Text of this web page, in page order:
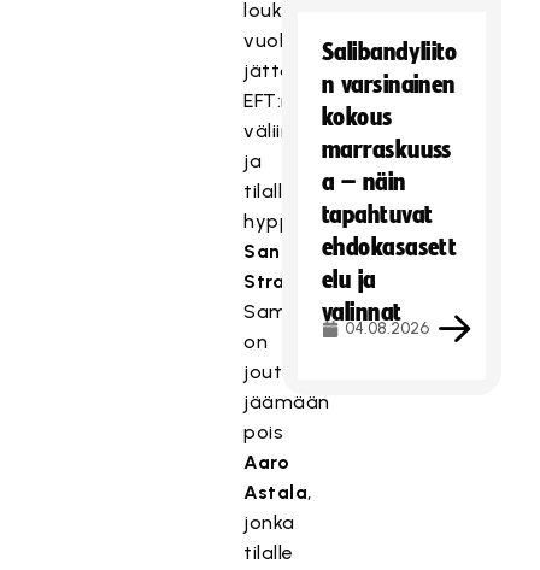
loukkaantumisen
vuoksi
jättämään
EFT:n
väliin,
ja
tilalle
hyppää
Santtu
Strandberg
Samoin
on
joutunut
jäämään
pois
Aaro
Astala,
jonka
tilalle
Salibandyliito
n varsinainen
kokous
marraskuuss
a – näin
tapahtuvat
ehdokasasett
elu ja
valinnat
04.08.2026